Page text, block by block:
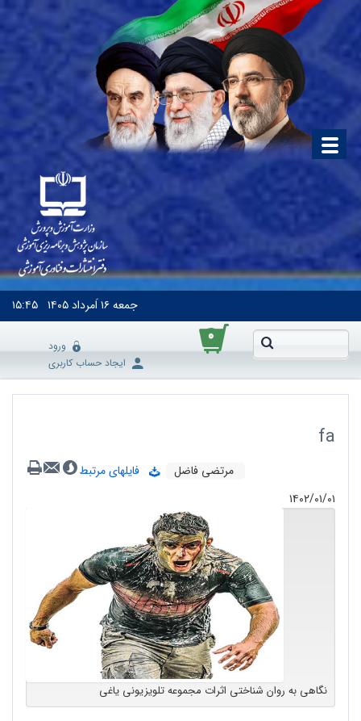
جمعه۱۶ اَمرداد ۱۴۰۵ ۱۵:۴۵
۰
ورود
ایجاد حساب کاربری
fa
مرتضی فاضل
فایلهای مرتبط
۱۴۰۲/۰۱/۰۱
نگاهی به روان شناختی اثرات مجموعه تلویزیونی یاغی